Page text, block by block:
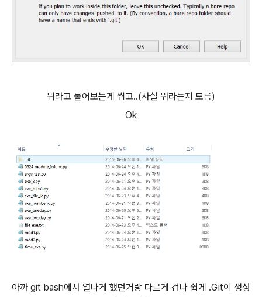
뭐라고 물어보는게 씹고..(사실 뭐라는지 모름)
Ok
아까 git bash에서 열나게 했던거랑 다르게 겁나 쉽게 .Git이 생성